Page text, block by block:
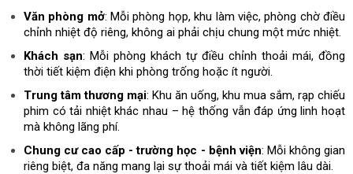
Văn phòng mở: Mỗi phòng họp, khu làm việc, phòng chờ điều
chỉnh nhiệt độ riêng, không ai phải chịu chung một mức nhiệt.
Khách sạn: Mỗi phòng khách tự điều chỉnh thoải mái, đồng
thời tiết kiệm điện khi phòng trống hoặc ít người.
Trung tâm thương mại: Khu ăn uống, khu mua sắm, rạp chiếu
phim có tải nhiệt khác nhau – hệ thống vẫn đáp ứng linh hoạt
mà không lãng phí.
Chung cư cao cấp - trường học - bệnh viện: Mỗi không gian
riêng biệt, đa năng mang lại sự thoải mái và tiết kiệm lâu dài.